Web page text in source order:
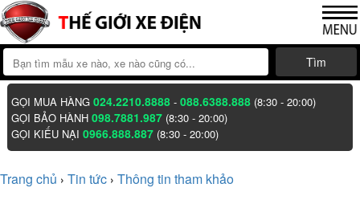
Tìm
GỌI MUA HÀNG024.2210.8888 -088.6388.888 (8:30 - 20:00)
GỌI BẢO HÀNH098.7881.987 (8:30 - 20:00)
GỌI KIẾU NẠI0966.888.887 (8:30 - 20:00)
Trang chủ › Tin tức › Thông tin tham khảo